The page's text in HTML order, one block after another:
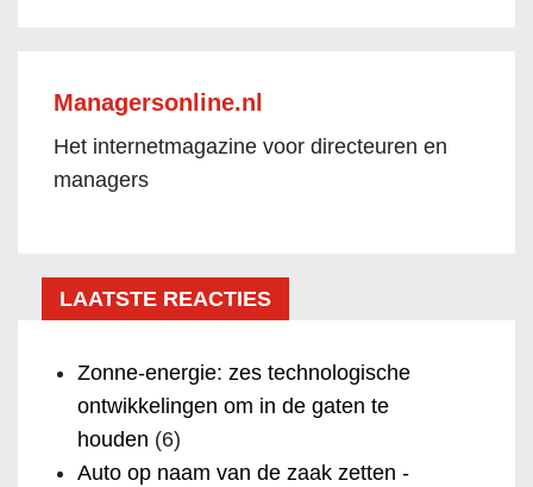
Managersonline.nl
Het internetmagazine voor directeuren en
managers
LAATSTE REACTIES
Zonne-energie: zes technologische
ontwikkelingen om in de gaten te
houden (6)
Auto op naam van de zaak zetten -